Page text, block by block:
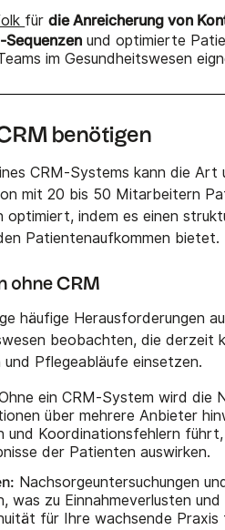
fürdie Anreicherung von
Sequenzen und optimierte
im Gesundheitswesen
benötigen
CRM-Systems kann die Art
mit 20 bis 50 Mitarbeitern
optimiert, indem es einen
Patientenaufkommen bietet.
ohne CRM
häufige Herausforderungen
beobachten, die derzeit
Pflegeabläufe einsetzen.
ein CRM-System wird die
über mehrere Anbieter
und Koordinationsfehlern
der Patienten auswirken.
Nachsorgeuntersuchungen
was zu Einnahmeverlusten
für Ihre wachsende Praxis